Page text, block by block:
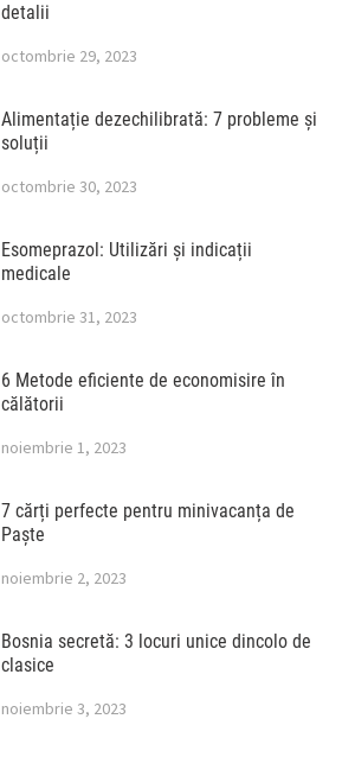
detalii
octombrie 29, 2023
Alimentație dezechilibrată: 7 probleme și
soluții
octombrie 30, 2023
Esomeprazol: Utilizări și indicații
medicale
octombrie 31, 2023
6 Metode eficiente de economisire în
călătorii
noiembrie 1, 2023
7 cărți perfecte pentru minivacanța de
Paște
noiembrie 2, 2023
Bosnia secretă: 3 locuri unice dincolo de
clasice
noiembrie 3, 2023